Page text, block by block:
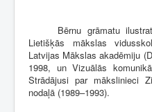
Bērnu grāmatu
Lietišķās mākslas
Latvijas Mākslas akadēmiju
1998, un Vizuālās
Strādājusi par mākslinieci
nodaļā (1989–1993).